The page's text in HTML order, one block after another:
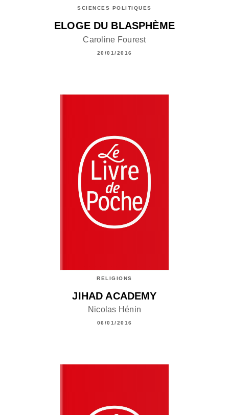
SCIENCES POLITIQUES
ELOGE DU BLASPHÈME
Caroline Fourest
20/01/2016
RELIGIONS
JIHAD ACADEMY
Nicolas Hénin
06/01/2016